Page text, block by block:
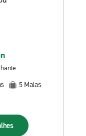
5 Malas